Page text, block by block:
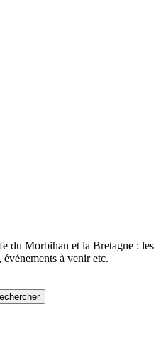
du Morbihan et la Bretagne : les
à venir etc.